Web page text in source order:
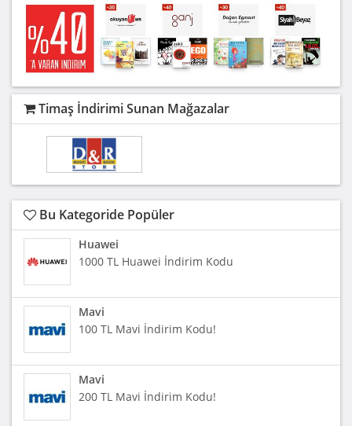
Timaş İndirimi Sunan Mağazalar
Bu Kategoride Popüler
Huawei
1000 TL Huawei İndirim Kodu
Mavi
100 TL Mavi İndirim Kodu!
Mavi
200 TL Mavi İndirim Kodu!